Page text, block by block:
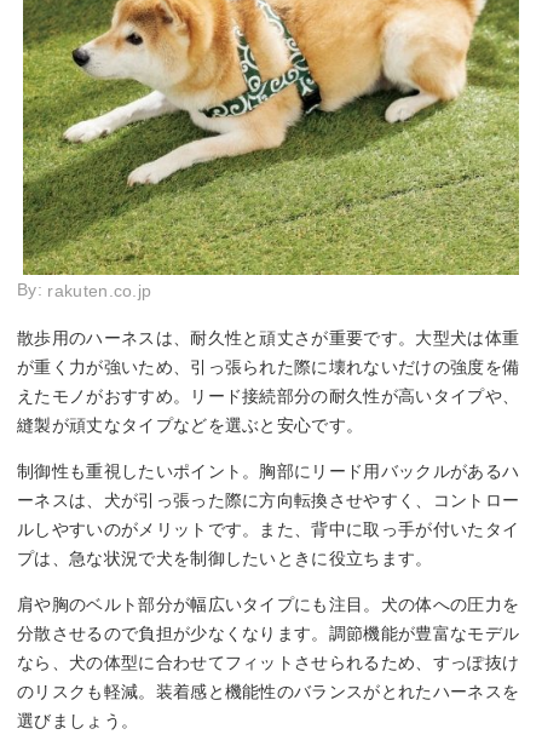
By: rakuten.co.jp
散歩用のハーネスは、耐久性と頑丈さが重要です。大型犬は体重
が重く力が強いため、引っ張られた際に壊れないだけの強度を備
えたモノがおすすめ。リード接続部分の耐久性が高いタイプや、
縫製が頑丈なタイプなどを選ぶと安心です。
制御性も重視したいポイント。胸部にリード用バックルがあるハ
ーネスは、犬が引っ張った際に方向転換させやすく、コントロー
ルしやすいのがメリットです。また、背中に取っ手が付いたタイ
プは、急な状況で犬を制御したいときに役立ちます。
肩や胸のベルト部分が幅広いタイプにも注目。犬の体への圧力を
分散させるので負担が少なくなります。調節機能が豊富なモデル
なら、犬の体型に合わせてフィットさせられるため、すっぽ抜け
のリスクも軽減。装着感と機能性のバランスがとれたハーネスを
選びましょう。